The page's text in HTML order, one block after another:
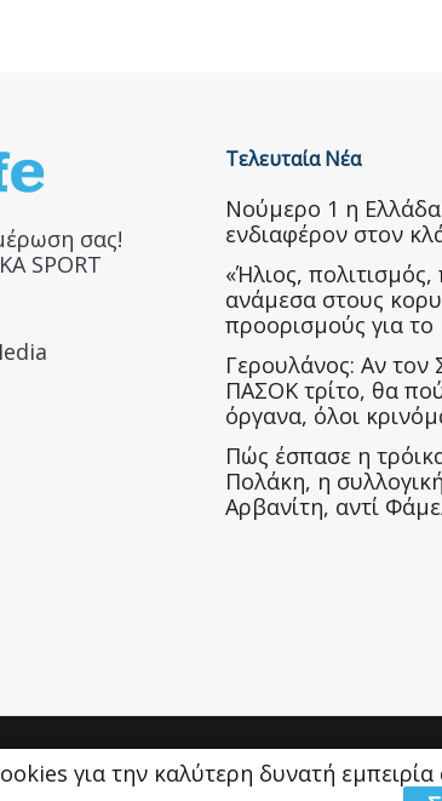
σας!
SPORT
Τελευταία Νέα
Nούμερο 1 η
ενδιαφέρον στον
«Ήλιος, πολιτισμός,
ανάμεσα στους
προορισμούς για το
Γερουλάνος: Αν τον
ΠΑΣΟΚ τρίτο, θα
όργανα, όλοι
Πώς έσπασε η
Πολάκη, η
Αρβανίτη, αντί
για την καλύτερη δυνατή